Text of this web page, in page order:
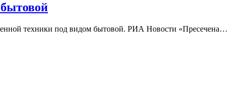
техники под видом бытовой. РИА Новости «Пресечена…